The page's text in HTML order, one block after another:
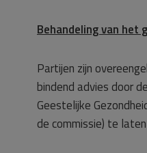
Behandeling van het
Partijen zijn
bindend advies door
Geestelijke
de commissie) te